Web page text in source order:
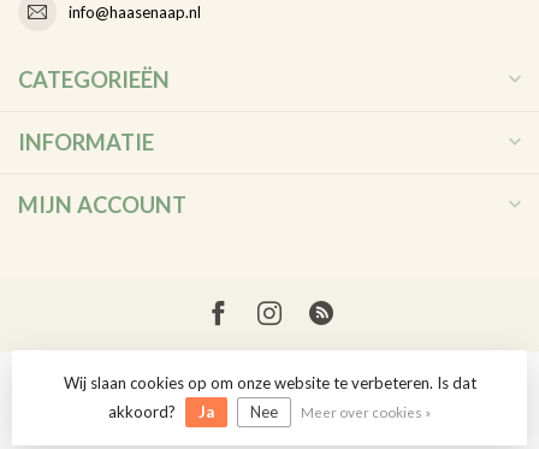
info@haasenaap.nl
CATEGORIEËN
INFORMATIE
MIJN ACCOUNT
© Copyright 2026 Haas en Aap
Wij slaan cookies op om onze website te verbeteren. Is dat
akkoord?
Ja Nee Meer over cookies »